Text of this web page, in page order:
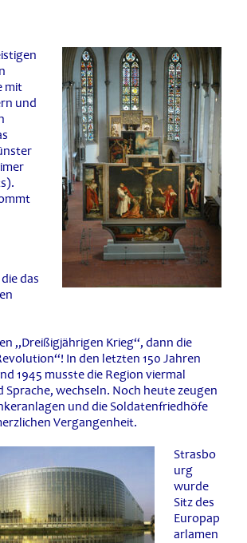
mit
und
das
„Dreißigjährigen Krieg“, dann die
In den letzten 150 Jahren
1945 musste die Region viermal
wechseln. Noch heute zeugen
und die Soldatenfriedhöfe
Vergangenheit.
Strasbo
urg
wurde
Sitz des
Europap
arlamen